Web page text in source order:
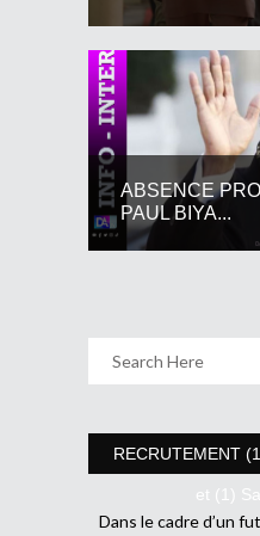
ABSENCE
PAUL BIYA...
RECRUTEMENT
et (1)
Dans le cadre d’un